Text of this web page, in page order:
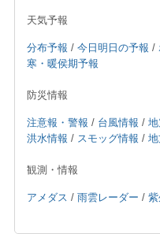
天気予報
分布予報 / 今日明日の予報 /
寒・暖侯期予報
防災情報
注意報・警報 / 台風情報 /
洪水情報 / スモッグ情報 /
観測・情報
アメダス / 雨雲レーダー /